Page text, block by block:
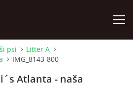
psi
Litter A
IMG_8143-800
Atlanta - naša